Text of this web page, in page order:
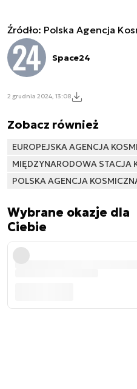
Źródło: Polska Agencja
Space24
2 grudnia 2024, 13:08
Zobacz również
EUROPEJSKA AGENCJA
MIĘDZYNARODOWA STACJA
POLSKA AGENCJA
Wybrane okazje dla
Ciebie